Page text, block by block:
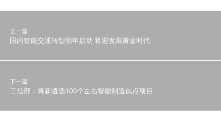
上一篇
国内智能交通转型明年启动 将迎发展黄金时代
下一篇
工信部：将新遴选100个左右智能制造试点项目